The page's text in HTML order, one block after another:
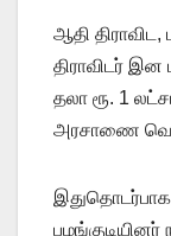
ஆதி திராவிட,
திராவிடர்
தலா ரூ. 1
அரசாணை
இதுதொடர்பாக